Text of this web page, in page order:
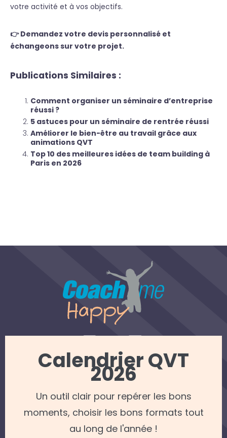
votre activité et à vos objectifs.
👉 Demandez votre devis personnalisé et
échangeons sur votre projet.
Publications Similaires :
Comment organiser un séminaire d’entreprise
réussi ?
5 astuces pour un séminaire de rentrée réussi
Améliorer le bien-être au travail grâce aux
animations QVT
Top 10 des meilleures idées de team building à
Paris en 2026
Calendrier QVT
2026
Un outil clair pour repérer les bons
moments, choisir les bons formats tout
au long de l'année !
REJOINDRE NOTRE NEWSLETTER
Mentions légales — Politique de confidentialité
© 2022 Coach me Happy — Tous droits réservés —
Apollo Studio - Agence web Caen